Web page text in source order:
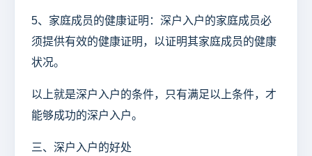
5、家庭成员的健康证明：深户入户的家庭成员必
须提供有效的健康证明，以证明其家庭成员的健康
状况。
以上就是深户入户的条件，只有满足以上条件，才
能够成功的深户入户。
三、深户入户的好处